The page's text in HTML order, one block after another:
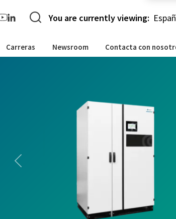
Carreras Newsroom Contacta con
You are currently viewing:
Previous